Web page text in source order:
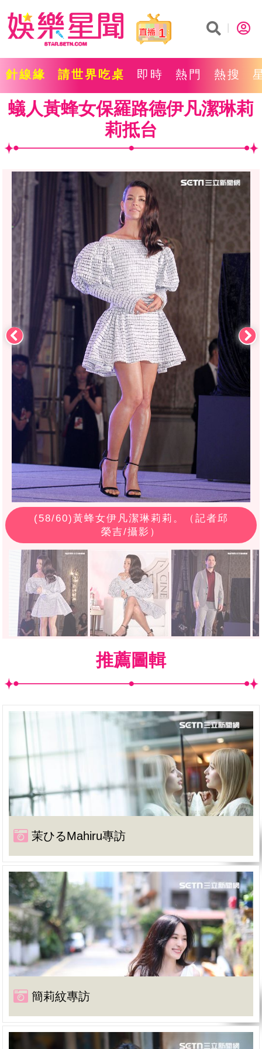
1
針線緣 請世界吃桌 即時 熱門 熱搜
蟻人黃蜂女保羅路德伊凡潔琳莉
莉抵台
(58/60)黃蜂女伊凡潔琳莉莉。（記者邱
榮吉/攝影）
推薦圖輯
茉ひるMahiru專訪
簡莉紋專訪